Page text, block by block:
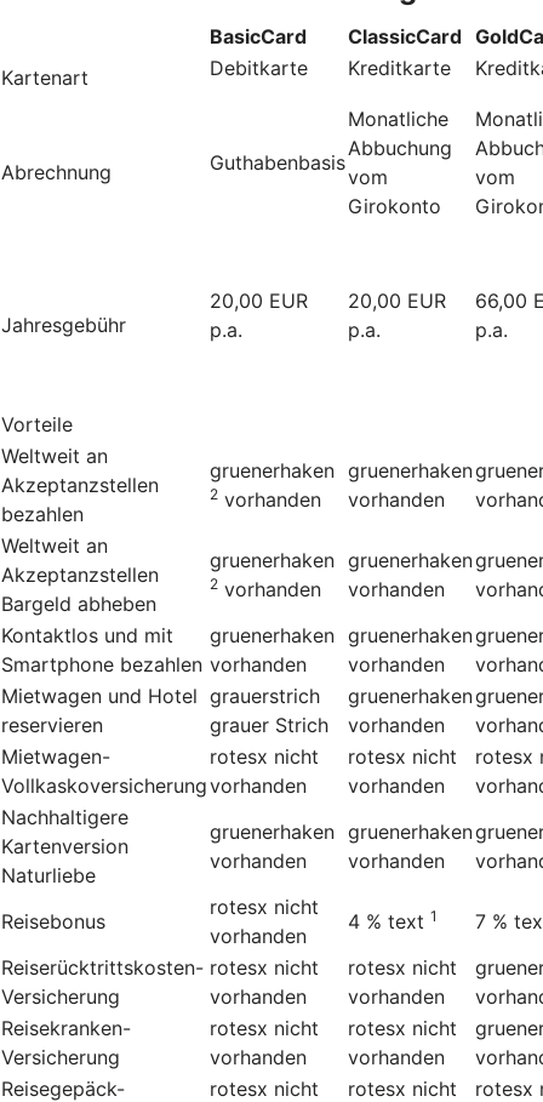
BasicCard ClassicCard
Kartenart
Debitkarte Kreditkarte
Abrechnung Guthabenbasis
Monatliche
Abbuchung
vom
Girokonto
vom
Jahresgebühr
20,00 EUR
p.a.
20,00 EUR
p.a.
66,00
p.a.
Vorteile
Weltweit an
Akzeptanzstellen
bezahlen
gruenerhaken
2 vorhanden
gruenerhaken
vorhanden
Weltweit an
Akzeptanzstellen
Bargeld abheben
gruenerhaken
2 vorhanden
gruenerhaken
vorhanden
Kontaktlos und mit
Smartphone bezahlen
gruenerhaken
vorhanden
gruenerhaken
vorhanden
Mietwagen und Hotel
reservieren
grauerstrich
grauer Strich
gruenerhaken
vorhanden
Mietwagen-
Vollkaskoversicherung
rotesx nicht
vorhanden
rotesx nicht
vorhanden
rotesx
Nachhaltigere
Kartenversion
Naturliebe
gruenerhaken
vorhanden
gruenerhaken
vorhanden
Reisebonus
rotesx nicht
vorhanden
4 % text 1 7 %
Reiserücktrittskosten-
Versicherung
rotesx nicht
vorhanden
rotesx nicht
vorhanden
Reisekranken-
Versicherung
rotesx nicht
vorhanden
rotesx nicht
vorhanden
Reisegepäck-
rotesx nicht
rotesx nicht
rotesx